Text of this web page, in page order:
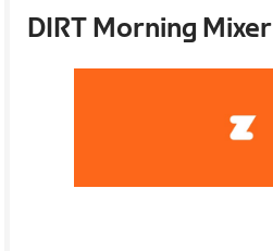
DIRT Morning Mixer